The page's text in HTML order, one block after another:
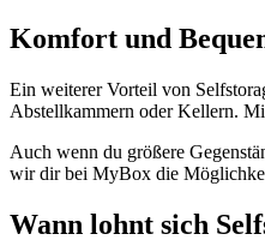
Komfort und
Ein weiterer Vorteil von
Abstellkammern oder Kellern.
Auch wenn du größere
wir dir bei MyBox die
Wann lohnt sich